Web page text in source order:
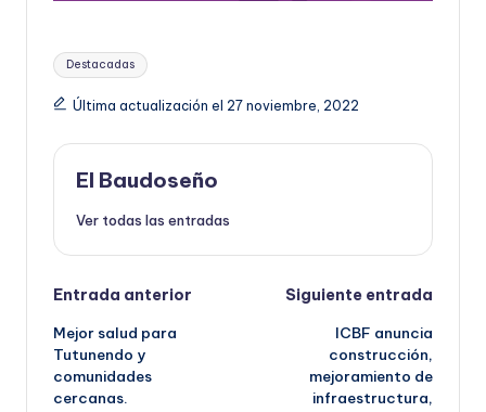
Etiquetas:
Destacadas
Última actualización el 27 noviembre, 2022
El Baudoseño
Ver todas las entradas
Navegación
de
entradas
Entrada anterior
Mejor salud para
Tutunendo y
comunidades
cercanas.
Siguiente entrada
ICBF anuncia
construcción,
mejoramiento de
infraestructura,